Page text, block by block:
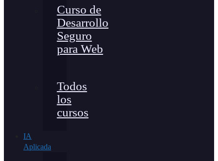
Curso de
Desarrollo
Seguro
para Web
Todos
los
cursos
IA
Aplicada